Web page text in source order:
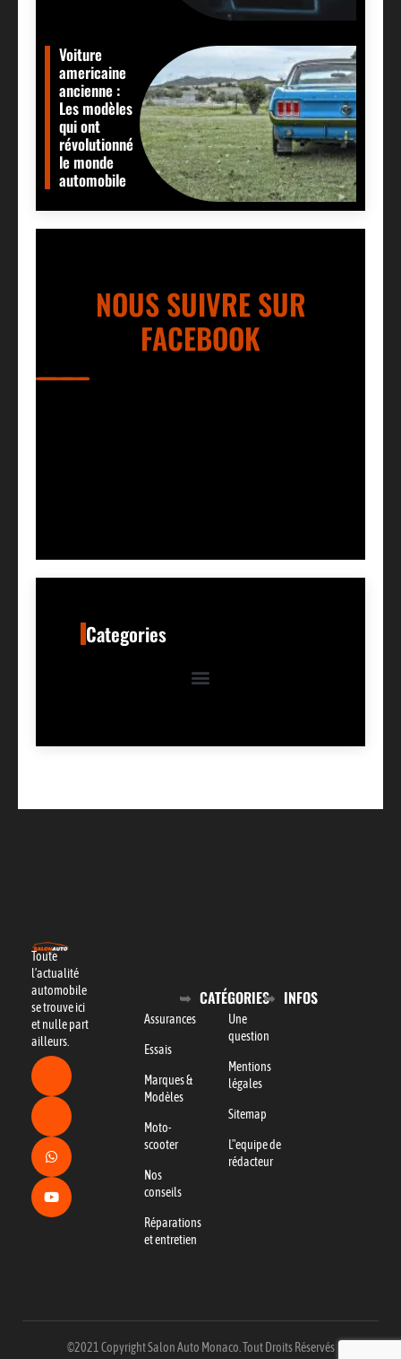
Voiture
americaine
ancienne :
Les modèles
qui ont
révolutionné
le monde
automobile
NOUS SUIVRE SUR
FACEBOOK
Categories
Toute
l’actualité
automobile
se trouve ici
et nulle part
ailleurs.
CATÉGORIES
Assurances
Essais
Marques &
Modèles
Moto-
scooter
Nos
conseils
Réparations
et entretien
INFOS
Une
question
Mentions
légales
Sitemap
L"equipe de
rédacteur
©2021 Copyright Salon Auto Monaco. Tout Droits Réservés